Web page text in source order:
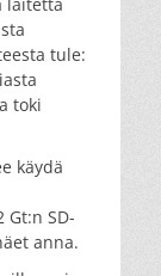
tule:
toki
käydä
SD-
anna.